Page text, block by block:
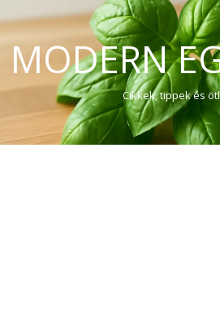
MODERN
Cikkek, tippek és